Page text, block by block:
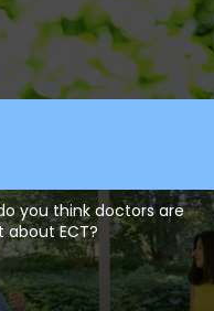
you think doctors are
about ECT?